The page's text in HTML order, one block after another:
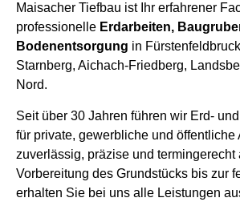
Maisacher Tiefbau ist Ihr erfahrener
professionelle Erdarbeiten,
Bodenentsorgung in
Starnberg, Aichach-Friedberg,
Nord.
Seit über 30 Jahren führen wir Erd-
für private, gewerbliche und öffentliche
zuverlässig, präzise und termingerecht
Vorbereitung des Grundstücks bis zur
erhalten Sie bei uns alle Leistungen